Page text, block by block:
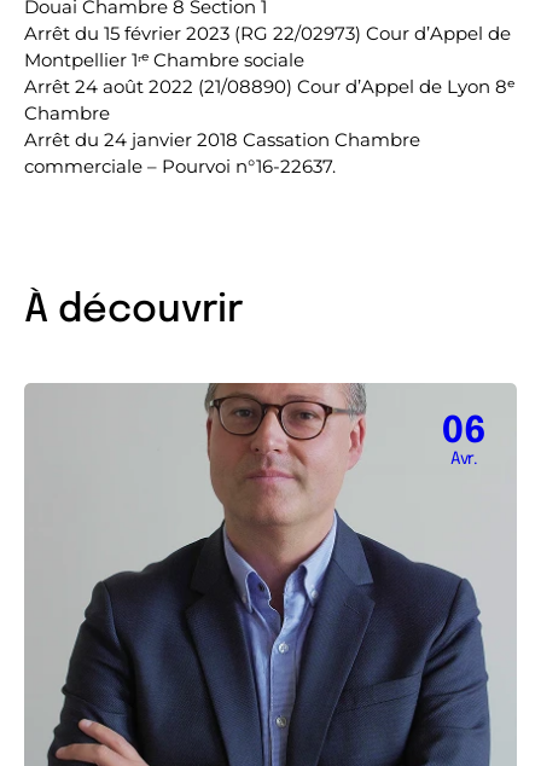
Douai Chambre 8 Section 1
Arrêt du 15 février 2023 (RG 22/02973) Cour d’Appel de
Montpellier 1ʳᵉ Chambre sociale
Arrêt 24 août 2022 (21/08890) Cour d’Appel de Lyon 8ᵉ
Chambre
Arrêt du 24 janvier 2018 Cassation Chambre
commerciale – Pourvoi n°16-22637.
À découvrir
06
Avr.